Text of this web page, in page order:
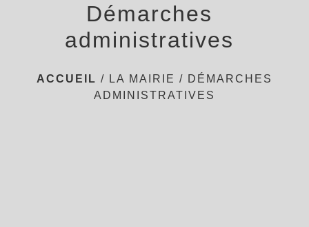
Démarches
administratives
ACCUEIL / LA MAIRIE / DÉMARCHES
ADMINISTRATIVES